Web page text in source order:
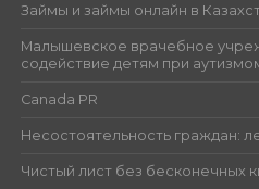
Займы и займы онлайн в
Малышевское врачебное
содействие детям при
Canada PR
Несостоятельность граждан:
Чистый лист без бесконечных